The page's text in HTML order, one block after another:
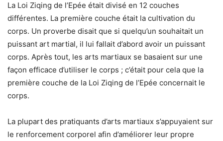
La Loi Ziqing de l’Epée était divisé en 12 couches
différentes. La première couche était la cultivation du
corps. Un proverbe disait que si quelqu’un souhaitait un
puissant art martial, il lui fallait d’abord avoir un puissant
corps. Après tout, les arts martiaux se basaient sur une
façon efficace d’utiliser le corps ; c’était pour cela que la
première couche de la Loi Ziqing de l’Epée concernait le
corps.
La plupart des pratiquants d’arts martiaux s’appuyaient sur
le renforcement corporel afin d’améliorer leur propre